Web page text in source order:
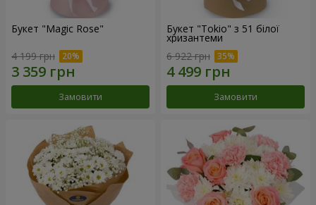
Букет "Magic Rose"
4 199 грн
Замовити
Букет "Tokio" з 51 білої
хризантеми
6 922 грн
Замовити